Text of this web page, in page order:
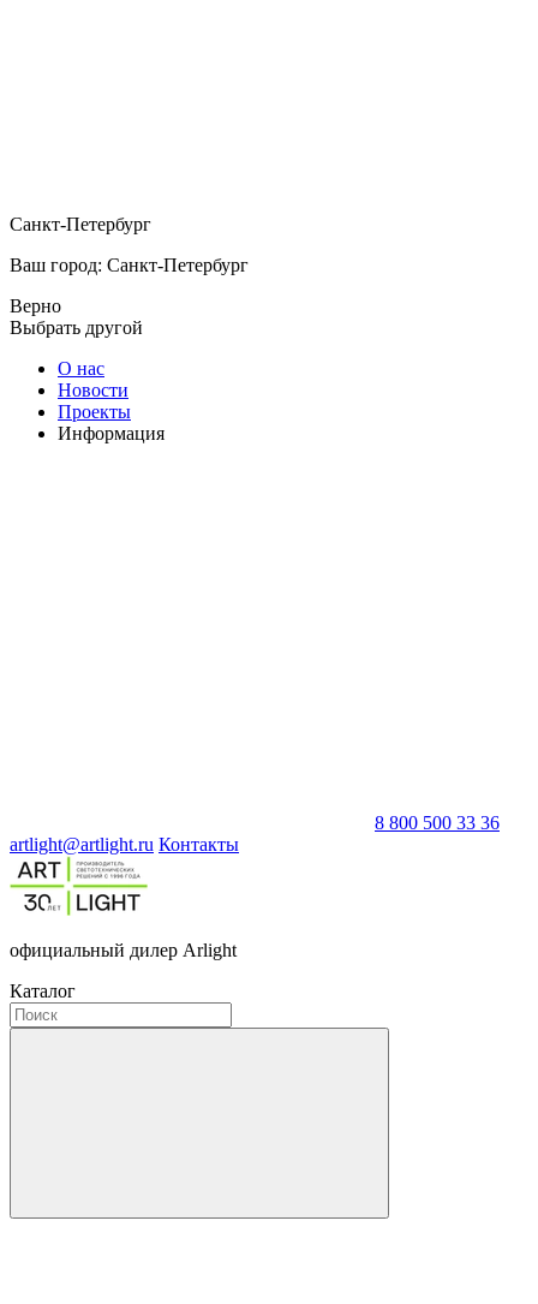
Санкт-Петербург
Ваш город: Санкт-Петербург
Верно
Выбрать другой
О нас
Новости
Проекты
Информация
8 800 500 33 36
artlight@artlight.ru Контакты
официальный дилер Arlight
Каталог